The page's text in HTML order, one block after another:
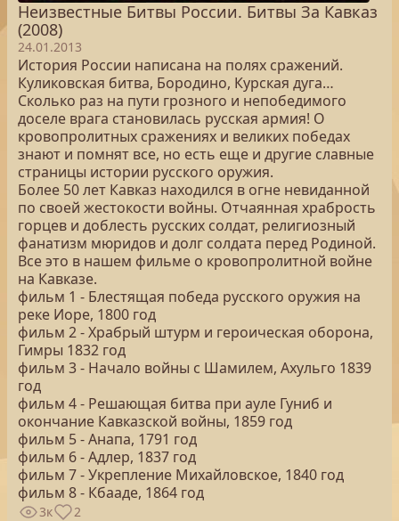
Неизвестные Битвы России. Битвы За Кавказ
(2008)
24.01.2013
История России написана на полях сражений.
Куликовская битва, Бородино, Курская дуга…
Сколько раз на пути грозного и непобедимого
доселе врага становилась русская армия! О
кровопролитных сражениях и великих победах
знают и помнят все, но есть еще и другие славные
страницы истории русского оружия.
Более 50 лет Кавказ находился в огне невиданной
по своей жестокости войны. Отчаянная храбрость
горцев и доблесть русских солдат, религиозный
фанатизм мюридов и долг солдата перед Родиной.
Все это в нашем фильме о кровопролитной войне
на Кавказе.
фильм 1 - Блестящая победа русского оружия на
реке Иоре, 1800 год
фильм 2 - Храбрый штурм и героическая оборона,
Гимры 1832 год
фильм 3 - Начало войны с Шамилем, Ахульго 1839
год
фильм 4 - Решающая битва при ауле Гуниб и
окончание Кавказской войны, 1859 год
фильм 5 - Анапа, 1791 год
фильм 6 - Адлер, 1837 год
фильм 7 - Укрепление Михайловское, 1840 год
фильм 8 - Кбааде, 1864 год
3к 2